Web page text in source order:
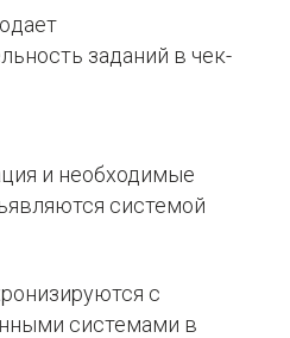
заданий в чек-
и необходимые
системой
с
системами в